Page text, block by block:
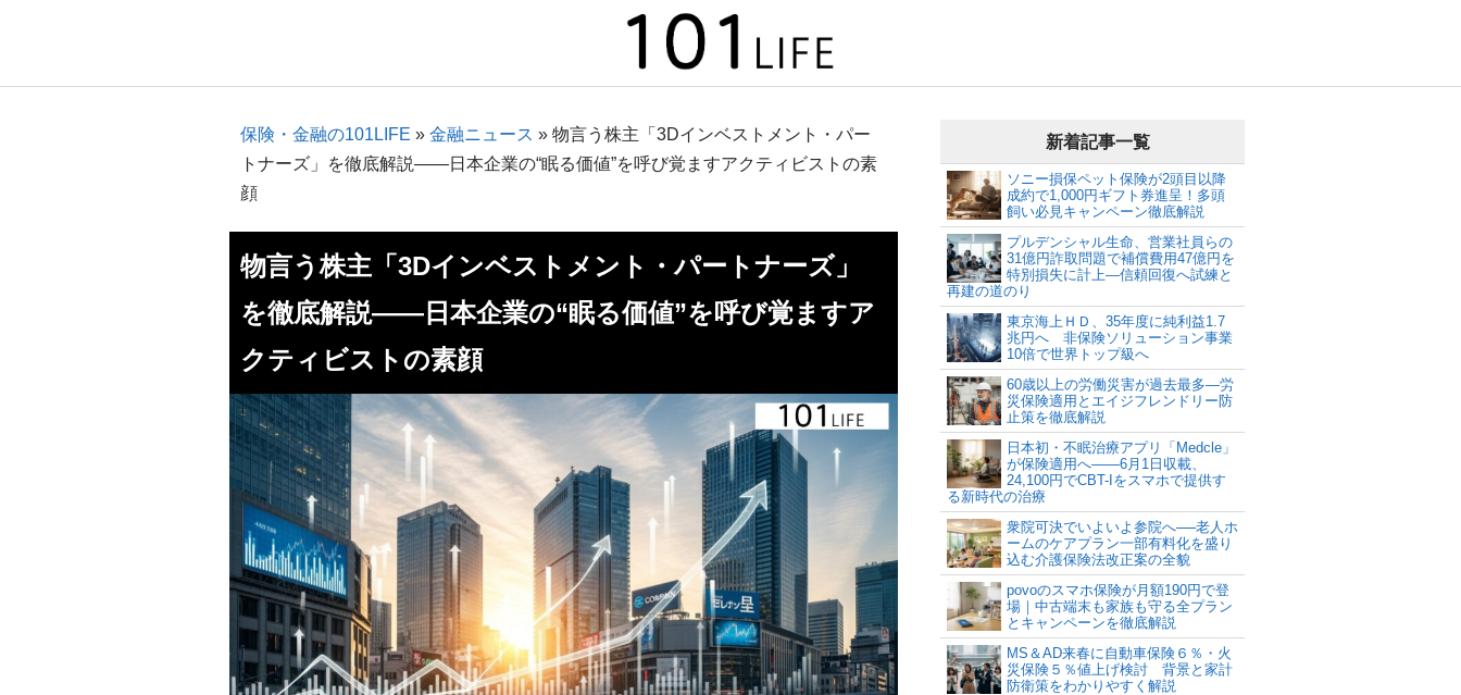
保険・金融の101LIFE »金融ニュース »物言う株主「3Dインベストメント・パー
トナーズ」を徹底解説――日本企業の“眠る価値”を呼び覚ますアクティビストの素
顔
物言う株主「3Dインベストメント・パートナーズ」
を徹底解説――日本企業の“眠る価値”を呼び覚ますア
クティビストの素顔
新着記事一覧
ソニー損保ペット保険が2頭目以降
成約で1,000円ギフト券進呈！多頭
飼い必見キャンペーン徹底解説
プルデンシャル生命、営業社員らの
31億円詐取問題で補償費用47億円を
特別損失に計上―信頼回復へ試練と
再建の道のり
東京海上ＨＤ、35年度に純利益1.7
兆円へ 非保険ソリューション事業
10倍で世界トップ級へ
60歳以上の労働災害が過去最多―労
災保険適用とエイジフレンドリー防
止策を徹底解説
日本初・不眠治療アプリ「Medcle」
が保険適用へ――6月1日収載、
24,100円でCBT-Iをスマホで提供す
る新時代の治療
衆院可決でいよいよ参院へ──老人ホ
ームのケアプラン一部有料化を盛り
込む介護保険法改正案の全貌
povoのスマホ保険が月額190円で登
場｜中古端末も家族も守る全プラン
とキャンペーンを徹底解説
MS＆AD来春に自動車保険６％・火
災保険５％値上げ検討 背景と家計
防衛策をわかりやすく解説